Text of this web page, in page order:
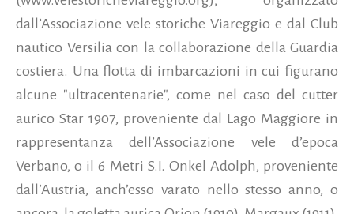
dall’Associazione vele storiche Viareggio e dal Club
nautico Versilia con la collaborazione della Guardia
costiera. Una flotta di imbarcazioni in cui figurano
alcune "ultracentenarie", come nel caso del cutter
aurico Star 1907, proveniente dal Lago Maggiore in
rappresentanza dell’Associazione vele d’epoca
Verbano, o il 6 Metri S.I. Onkel Adolph, proveniente
dall’Austria, anch’esso varato nello stesso anno, o